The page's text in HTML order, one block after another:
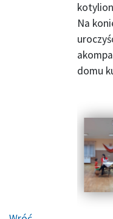
Na
domu